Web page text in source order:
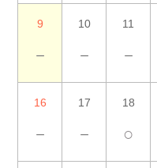
9
－
10
－
11
－
16
－
17
－
18
○